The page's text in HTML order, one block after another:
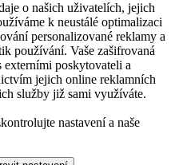
o našich uživatelích, jejich
k neustálé optimalizaci
personalizované reklamy a
používání. Vaše zašifrovaná
externími poskytovateli a
jejich online reklamních
služby již sami využíváte.
nastavení a naše